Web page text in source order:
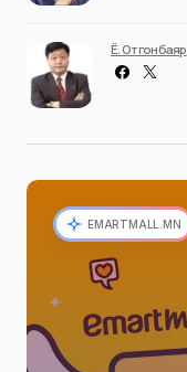
Ё. Отгонбаяр
EMARTMALL.MN